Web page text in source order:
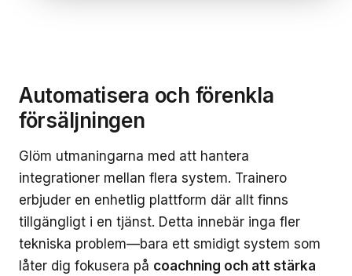
Automatisera och förenkla
försäljningen
Glöm utmaningarna med att hantera
integrationer mellan flera system. Trainero
erbjuder en enhetlig plattform där allt finns
tillgängligt i en tjänst. Detta innebär inga fler
tekniska problem—bara ett smidigt system som
låter dig fokusera på coachning och att stärka